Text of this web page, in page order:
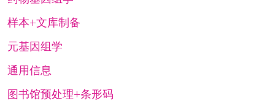
样本+文库制备
元基因组学
通用信息
图书馆预处理+条形码